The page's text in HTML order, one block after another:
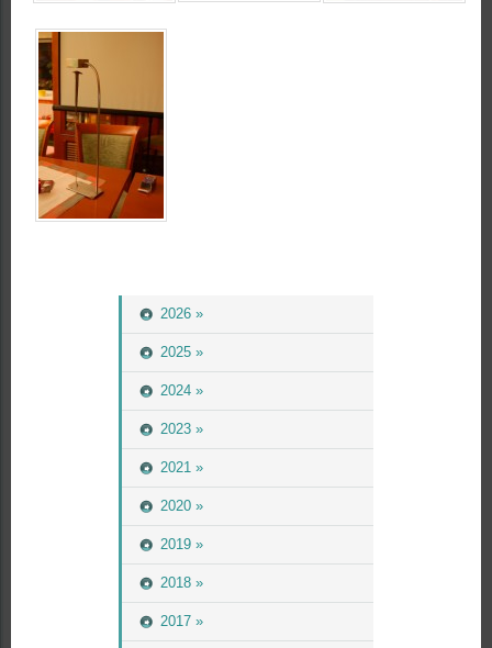
2026 »
2025 »
2024 »
2023 »
2021 »
2020 »
2019 »
2018 »
2017 »